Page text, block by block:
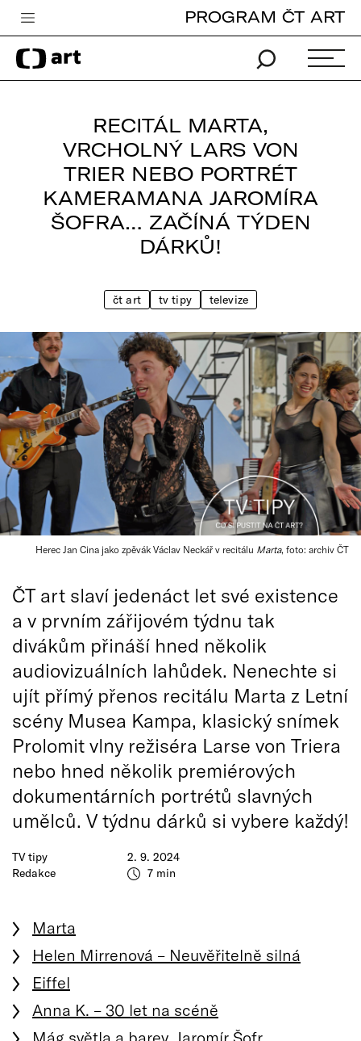
Česká televize
Zpravodajství
Pro děti
PROGRAM ČT ART
RECITÁL MARTA,
VRCHOLNÝ LARS VON
TRIER NEBO PORTRÉT
KAMERAMANA JAROMÍRA
ŠOFRA… ZAČÍNÁ TÝDEN
DÁRKŮ!
čt art tv tipy televize
Herec Jan Cina jako zpěvák Václav Neckář v recitálu Marta, foto: archiv ČT
TV tipy
Redakce
2. 9. 2024
7 min
ČT art slaví jedenáct let své existence
a v prvním zářijovém týdnu tak
divákům přináší hned několik
audiovizuálních lahůdek. Nenechte si
ujít přímý přenos recitálu Marta z Letní
scény Musea Kampa, klasický snímek
Prolomit vlny režiséra Larse von Triera
nebo hned několik premiérových
dokumentárních portrétů slavných
umělců. V týdnu dárků si vybere každý!
Marta
Helen Mirrenová – Neuvěřitelně silná
Eiffel
Anna K. – 30 let na scéně
Mág světla a barev. Jaromír Šofr